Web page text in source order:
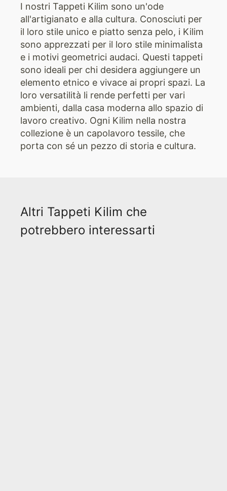
I nostri Tappeti Kilim sono un'ode
all'artigianato e alla cultura. Conosciuti per
il loro stile unico e piatto senza pelo, i Kilim
sono apprezzati per il loro stile minimalista
e i motivi geometrici audaci. Questi tappeti
sono ideali per chi desidera aggiungere un
elemento etnico e vivace ai propri spazi. La
loro versatilità li rende perfetti per vari
ambienti, dalla casa moderna allo spazio di
lavoro creativo. Ogni Kilim nella nostra
collezione è un capolavoro tessile, che
porta con sé un pezzo di storia e cultura.
Altri Tappeti Kilim che
potrebbero interessarti